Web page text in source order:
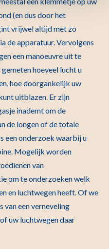
(en dus door het
vrijwel altijd met zo
de apparatuur. Vervolgens
een manoeuvre uit te
hoeveel lucht u
hoe doorgankelijk uw
uitblazen. Er zijn
inademt om de
de longen of de totale
een onderzoek waarbij u
Mogelijk worden
van
om te onderzoeken welk
en luchtwegen heeft. Of we
van een verneveling
uw luchtwegen daar